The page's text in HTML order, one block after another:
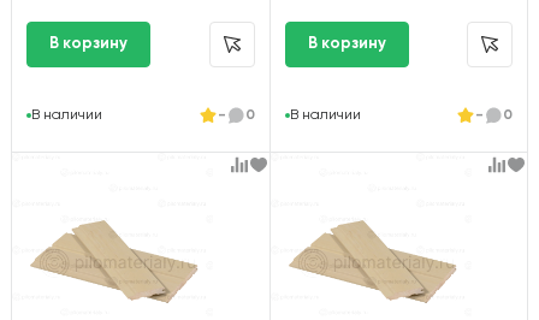
В наличии - 0 В наличии - 0